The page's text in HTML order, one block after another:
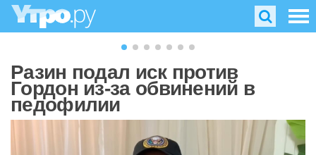
Разин подал иск против
Гордон из-за обвинений в
педофилии